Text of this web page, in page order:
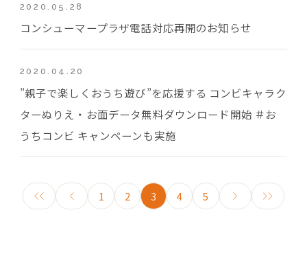
2020.05.28
コンシューマープラザ電話対応再開のお知らせ
2020.04.20
”親子で楽しくおうち遊び”を応援する コンビキャラク
ターぬりえ・お面データ無料ダウンロード開始 ＃お
うちコンビ キャンペーンも実施
1 2 3 4 5